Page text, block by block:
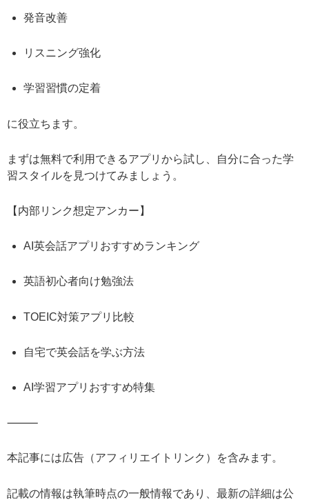
発音改善
リスニング強化
学習習慣の定着
に役立ちます。
まずは無料で利用できるアプリから試し、自分に合った学
習スタイルを見つけてみましょう。
【内部リンク想定アンカー】
AI英会話アプリおすすめランキング
英語初心者向け勉強法
TOEIC対策アプリ比較
自宅で英会話を学ぶ方法
AI学習アプリおすすめ特集
⸻
本記事には広告（アフィリエイトリンク）を含みます。
記載の情報は執筆時点の一般情報であり、最新の詳細は公